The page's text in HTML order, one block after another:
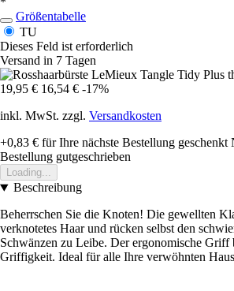
Größentabelle
TU
Dieses Feld ist erforderlich
Versand in 7 Tagen
19,95 € 16,54 € -17%
inkl. MwSt. zzgl. Versandkosten
+0,83 € für Ihre nächste Bestellung geschenkt
Bestellung gutgeschrieben
Loading...
Beschreibung
Beherrschen Sie die Knoten! Die gewellten
verknotetes Haar und rücken selbst den
Schwänzen zu Leibe. Der ergonomische
Griffigkeit. Ideal für alle Ihre verwöhnten